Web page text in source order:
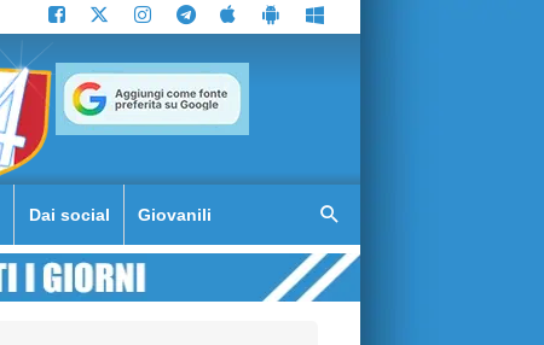
Dai social Giovanili